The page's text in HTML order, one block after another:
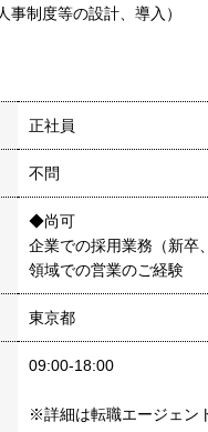
事制度等の設計、導入）
正社員
不問
◆尚可
企業での採用業務（新卒
領域での営業のご経験
東京都
09:00-18:00
※詳細は転職エージェン